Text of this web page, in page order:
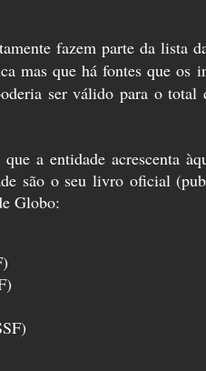
fazem parte da lista
mas que há fontes que
ser válido para o total
a entidade acrescenta
são o seu livro oficial
Globo: